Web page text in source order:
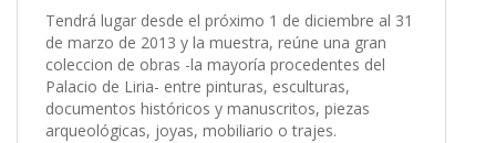
Tendrá lugar desde el próximo 1 de diciembre al 31
de marzo de 2013 y la muestra, reúne una gran
coleccion de obras -la mayoría procedentes del
Palacio de Liria- entre pinturas, esculturas,
documentos históricos y manuscritos, piezas
arqueológicas, joyas, mobiliario o trajes.